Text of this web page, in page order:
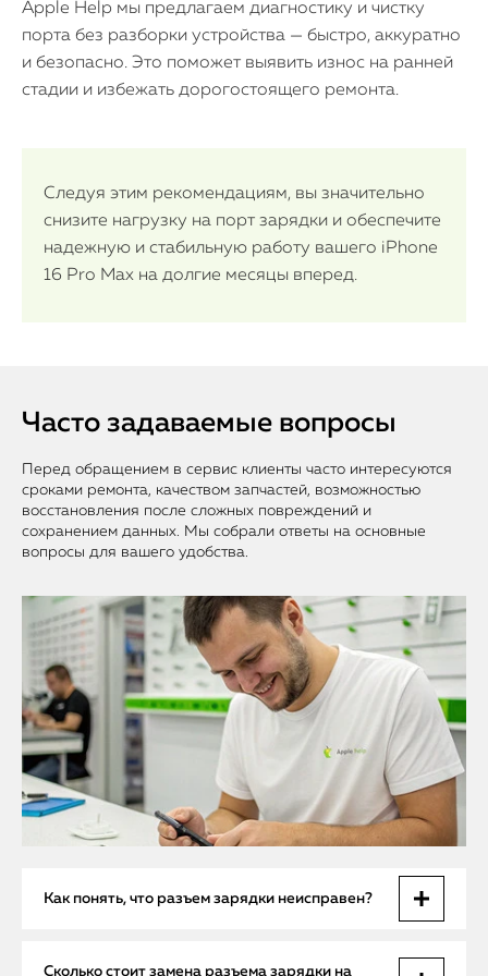
Apple Help мы предлагаем диагностику и чистку
порта без разборки устройства — быстро, аккуратно
и безопасно. Это поможет выявить износ на ранней
стадии и избежать дорогостоящего ремонта.
Следуя этим рекомендациям, вы значительно
снизите нагрузку на порт зарядки и обеспечите
надежную и стабильную работу вашего iPhone
16 Pro Max на долгие месяцы вперед.
Часто задаваемые вопросы
Перед обращением в сервис клиенты часто интересуются
сроками ремонта, качеством запчастей, возможностью
восстановления после сложных повреждений и
сохранением данных. Мы собрали ответы на основные
вопросы для вашего удобства.
Как понять, что разъем зарядки неисправен?
Сколько стоит замена разъема зарядки на